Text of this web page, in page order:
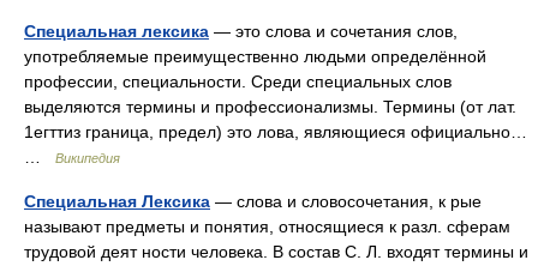
Специальная лексика — это слова и сочетания слов,
употребляемые преимущественно людьми определённой
профессии, специальности. Среди специальных слов
выделяются термины и профессионализмы. Термины (от лат.
1егттиз граница, предел) это лова, являющиеся официально…
Википедия
Специальная Лексика — слова и словосочетания, к рые
называют предметы и понятия, относящиеся к разл. сферам
трудовой деят ности человека. В состав С. Л. входят термины и